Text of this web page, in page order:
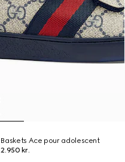
Baskets Ace pour adolescent
2.950 kr.